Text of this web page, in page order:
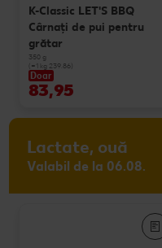
K-Classic LET'S BBQ
Cârnaţi de pui pentru
grătar
350 g
(=1 kg 239.86)
Doar
83,95
Lactate, ouă
Valabil de la 06.08.